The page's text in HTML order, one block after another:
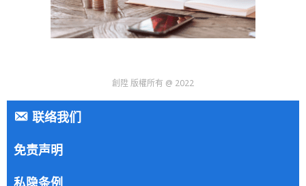
創陞 版權所有 @ 2022
联络我们
免责声明
私隐条例